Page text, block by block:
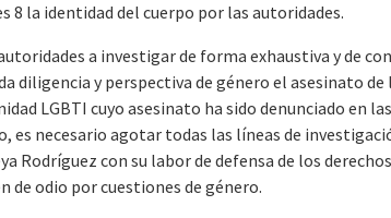
8 la identidad del cuerpo por las autoridades.
a investigar de forma exhaustiva y de
diligencia y perspectiva de género el asesinato de
LGBTI cuyo asesinato ha sido denunciado en
es necesario agotar todas las líneas de
Rodríguez con su labor de defensa de los
de odio por cuestiones de género.